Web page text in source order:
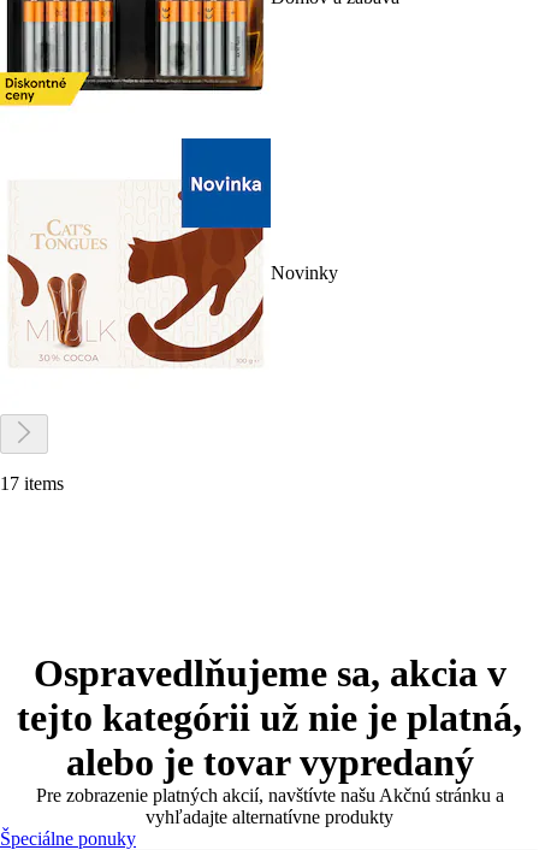
Novinky
17 items
Ospravedlňujeme sa, akcia v
tejto kategórii už nie je platná,
alebo je tovar vypredaný
Pre zobrazenie platných akcií, navštívte našu Akčnú stránku a
vyhľadajte alternatívne produkty
Špeciálne ponuky